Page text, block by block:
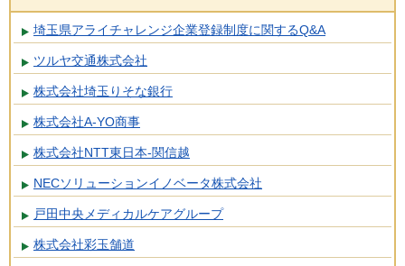
埼玉県アライチャレンジ企業登録制度に関するQ&A
ツルヤ交通株式会社
株式会社埼玉りそな銀行
株式会社A-YO商事
株式会社NTT東日本-関信越
NECソリューションイノベータ株式会社
戸田中央メディカルケアグループ
株式会社彩玉舗道